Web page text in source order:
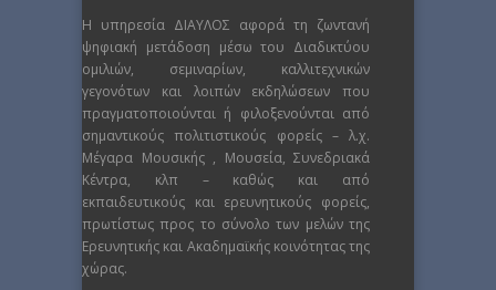
Η υπηρεσία ΔΙΑΥΛΟΣ αφορά τη ζωντανή
ψηφιακή μετάδοση μέσω του Διαδικτύου
ομιλιών, σεμιναρίων, καλλιτεχνικών
γεγονότων και λοιπών εκδηλώσεων που
πραγματοποιούνται ή φιλοξενούνται από
σημαντικούς πολιτιστικούς φορείς – λ.χ.
Μέγαρα Μουσικής , Μουσεία, Συνεδριακά
Κέντρα, κλπ – καθώς και από
εκπαιδευτικούς και ερευνητικούς φορείς,
πρωτίστως προς το σύνολο των μελών της
Ερευνητικής και Ακαδημαϊκής κοινότητας της
χώρας.